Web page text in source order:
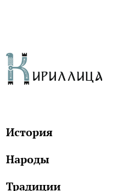
История
Народы
Традиции